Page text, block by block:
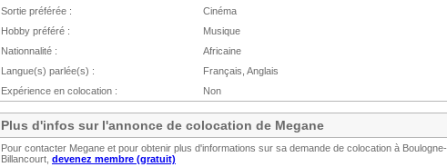
Sortie préférée :
Cinéma
Hobby préféré :
Musique
Nationnalité :
Africaine
Langue(s) parlée(s) :
Français, Anglais
Expérience en colocation :
Non
Plus d'infos sur l'annonce de colocation de Megane
Pour contacter Megane et pour obtenir plus d'informations sur sa demande de colocation à Boulogne-
Billancourt, devenez membre (gratuit)